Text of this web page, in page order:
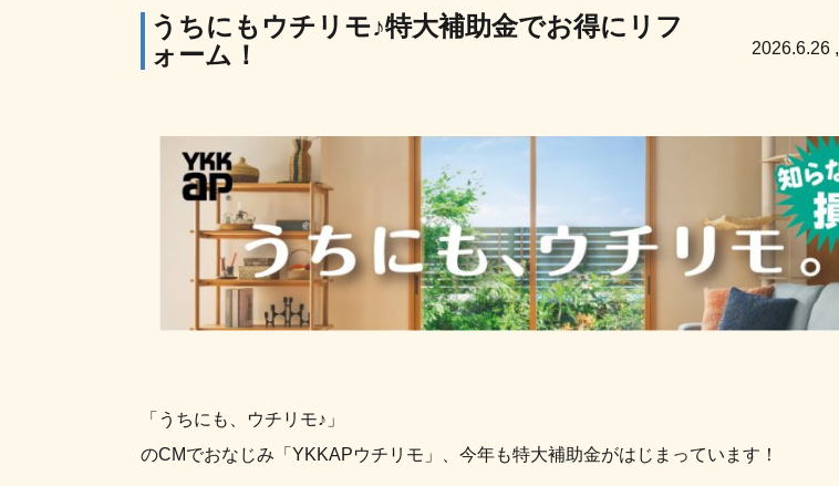
うちにもウチリモ♪特大補助金でお得にリフ
ォーム！
2026.6.26,
「うちにも、ウチリモ♪」
のCMでおなじみ「YKKAPウチリモ」、今年も特大補助金がはじまっています！